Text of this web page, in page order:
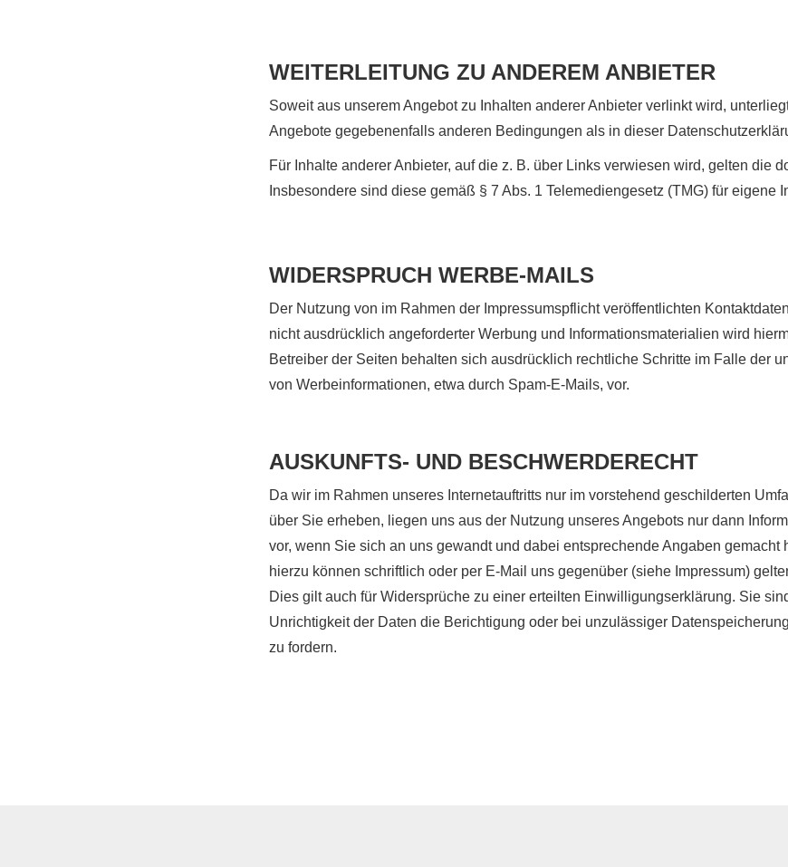
WEITERLEITUNG ZU ANDEREM ANBIETER
Soweit aus unserem Angebot zu Inhalten anderer Anbieter verlinkt wird,
Angebote gegebenenfalls anderen Bedingungen als in dieser
Für Inhalte anderer Anbieter, auf die z. B. über Links verwiesen wird, gelten die
Insbesondere sind diese gemäß § 7 Abs. 1 Telemediengesetz (TMG) für eigene
WIDERSPRUCH WERBE-MAILS
Der Nutzung von im Rahmen der Impressumspflicht veröffentlichten
nicht ausdrücklich angeforderter Werbung und Informationsmaterialien wird
Betreiber der Seiten behalten sich ausdrücklich rechtliche Schritte im Falle der
von Werbeinformationen, etwa durch Spam-E-Mails, vor.
AUSKUNFTS- UND BESCHWERDERECHT
Da wir im Rahmen unseres Internetauftritts nur im vorstehend geschilderten
über Sie erheben, liegen uns aus der Nutzung unseres Angebots nur dann
vor, wenn Sie sich an uns gewandt und dabei entsprechende Angaben gemacht
hierzu können schriftlich oder per E-Mail uns gegenüber (siehe Impressum)
Dies gilt auch für Widersprüche zu einer erteilten Einwilligungserklärung. Sie
Unrichtigkeit der Daten die Berichtigung oder bei unzulässiger
zu fordern.